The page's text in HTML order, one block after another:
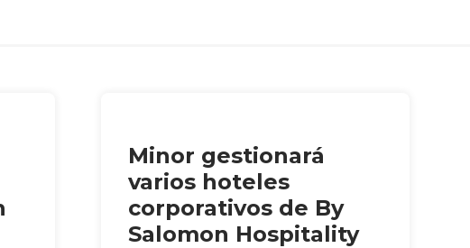
Minor gestionará
varios hoteles
corporativos de By
Salomon Hospitality